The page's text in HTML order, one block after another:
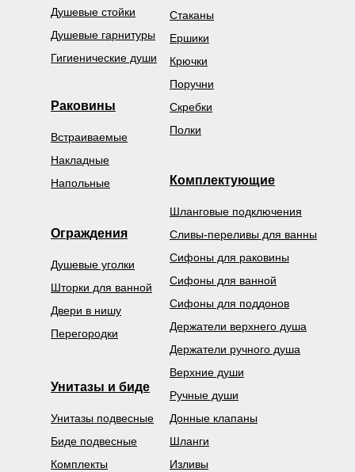
Душевые гарнитуры
Гигиенические души
Поручни
Скребки
Полки
Стаканы
Ершики
Верхние души
Ручные души
Крючки
Сифоны для поддонов
Держатели верхнего душа
Держатели ручного душа
Донные клапаны
Шланги
Изливы
Сливы-переливы для ванны
Сифоны для ванной
Шланговые подключения
Сифоны для раковины
Унитазы и биде
Унитазы подвесные
Биде подвесные
Комплекты
Раковины
Встраиваемые
Накладные
Напольные
Ограждения
Душевые уголки
Шторки для ванной
Двери в нишу
Перегородки
Комплектующие
Душевые стойки